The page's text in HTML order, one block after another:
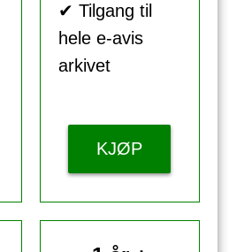
✔ Tilgang til
hele e-avis
arkivet
KJØP